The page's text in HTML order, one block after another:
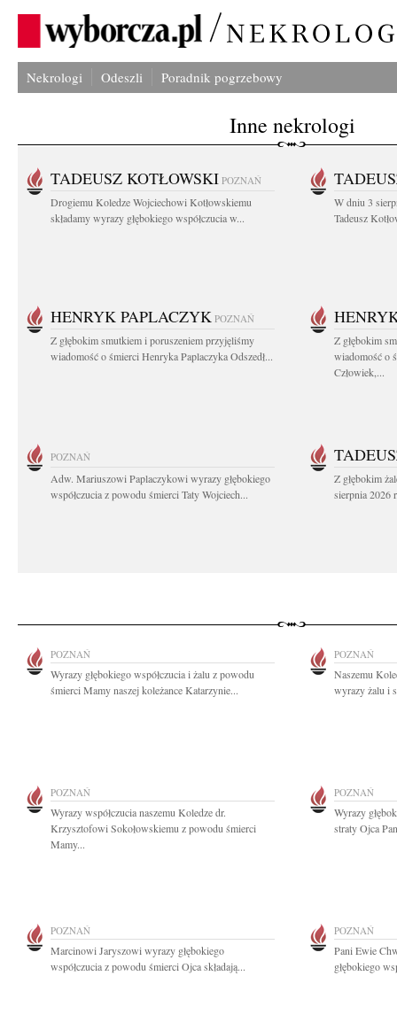
Nekrologi Odeszli Poradnik pogrzebowy
Inne nekrologi
TADEUSZ KOTŁOWSKI POZNAŃ
Drogiemu Koledze Wojciechowi Kotłowskiemu
składamy wyrazy głębokiego współczucia w...
W dniu 3
Tadeusz
HENRYK PAPLACZYK POZNAŃ
Z głębokim smutkiem i poruszeniem przyjęliśmy
wiadomość o śmierci Henryka Paplaczyka Odszedł...
Z głębokim
wiadomość o
Człowiek,...
POZNAŃ
Adw. Mariuszowi Paplaczykowi wyrazy głębokiego
współczucia z powodu śmierci Taty Wojciech...
Z głębokim
sierpnia 2026
POZNAŃ
Wyrazy głębokiego współczucia i żalu z powodu
śmierci Mamy naszej koleżance Katarzynie...
POZNAŃ
Naszemu
wyrazy żalu i
POZNAŃ
Wyrazy współczucia naszemu Koledze dr.
Krzysztofowi Sokołowskiemu z powodu śmierci
Mamy...
POZNAŃ
Wyrazy
straty Ojca
POZNAŃ
Marcinowi Jaryszowi wyrazy głębokiego
współczucia z powodu śmierci Ojca składają...
POZNAŃ
Pani Ewie
głębokiego